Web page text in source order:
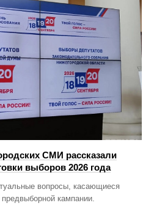
СМИ рассказали
выборов 2026 года
вопросы, касающиеся
кампании.